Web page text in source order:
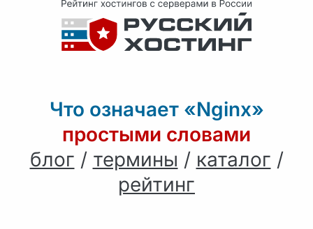
Что означает «Nginx»
простыми словами
блог / термины / каталог /
рейтинг